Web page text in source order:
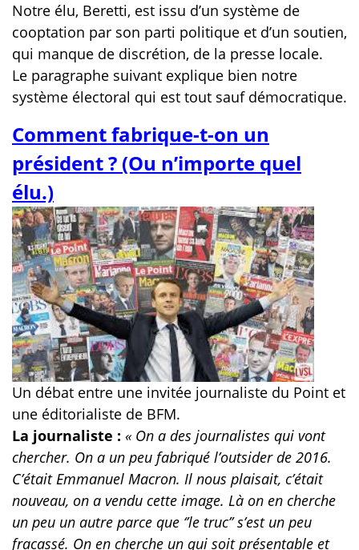
Notre élu, Beretti, est issu d’un système de
cooptation par son parti politique et d’un soutien,
qui manque de discrétion, de la presse locale.
Le paragraphe suivant explique bien notre
système électoral qui est tout sauf démocratique.
Comment fabrique-t-on un
président ? (Ou n’importe quel
élu.)
Un débat entre une invitée journaliste du Point et
une éditorialiste de BFM.
La journaliste : « On a des journalistes qui vont
chercher. On a un peu fabriqué l’outsider de 2016.
C’était Emmanuel Macron. Il nous plaisait, c’était
nouveau, on a vendu cette image. Là on en cherche
un peu un autre parce que ‘’le truc’’ s’est un peu
fracassé. On en cherche un qui soit présentable et